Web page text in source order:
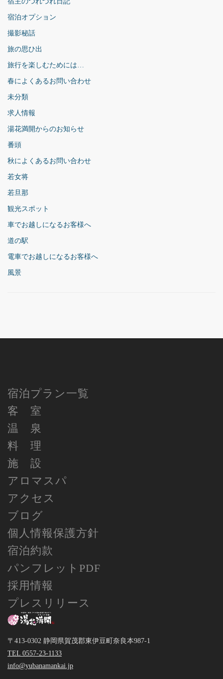
宿泊オプション
撮影秘話
旅の思ひ出
旅行を楽しむためには…
春によくあるお問い合わせ
未分類
求人情報
湯花満開からのお知らせ
番頭
秋によくあるお問い合わせ
若女将
若旦那
観光スポット
車でお越しになるお客様へ
道の駅
電車でお越しになるお客様へ
風景
宿泊プラン一覧
客 室
温 泉
料 理
施 設
アロマスパ
アクセス
ブログ
個人情報保護方針
宿泊約款
パンフレットPDF
採用情報
プレスリリース
〒413-0302 静岡県賀茂郡東伊豆町奈良本987-1
TEL 0557-23-1133
info@yubanamankai.jp